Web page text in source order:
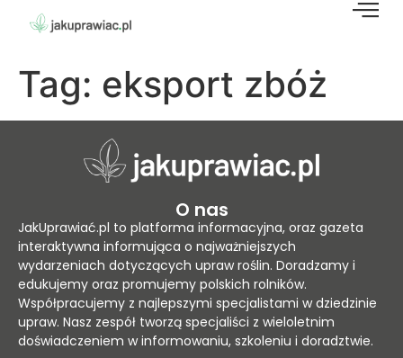
Tag: eksport zbóż
O nas
JakUprawiać.pl to platforma informacyjna, oraz gazeta
interaktywna informująca o najważniejszych
wydarzeniach dotyczących upraw roślin. Doradzamy i
edukujemy oraz promujemy polskich rolników.
Współpracujemy z najlepszymi specjalistami w dziedzinie
upraw. Nasz zespół tworzą specjaliści z wieloletnim
doświadczeniem w informowaniu, szkoleniu i doradztwie.